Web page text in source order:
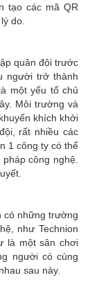
tạo các mã QR
do.
quân đội trước
người trở thành
một yếu tố chủ
Môi trường và
khích khởi
rất nhiều các
1 công ty có thể
công nghệ.
có những trường
như Technion
là một sân chơi
người có cùng
sau này.